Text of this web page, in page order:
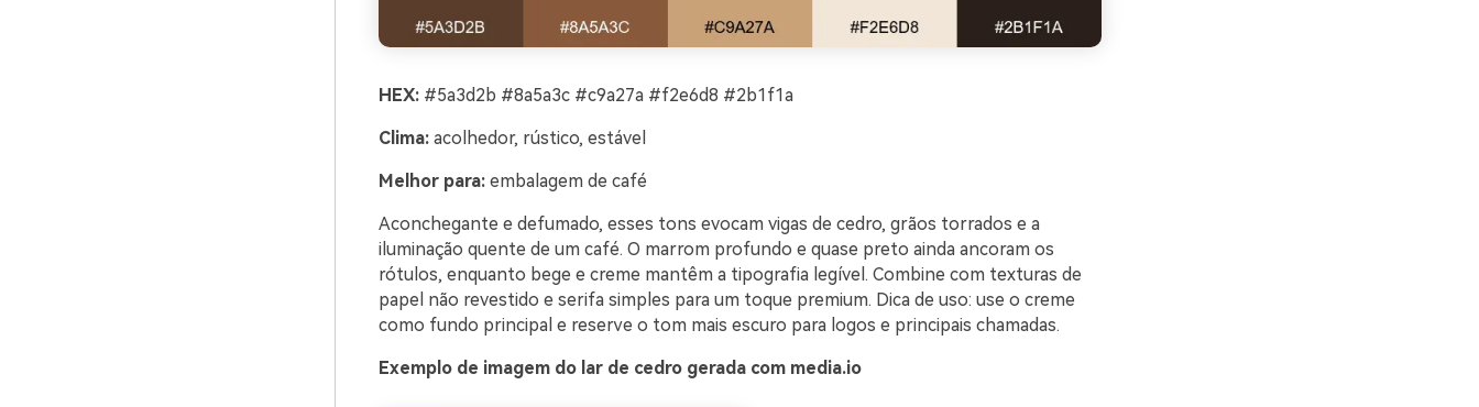
HEX:#5a3d2b #8a5a3c #c9a27a #f2e6d8 #2b1f1a
Clima:acolhedor, rústico, estável
Melhor para:embalagem de café
Aconchegante e defumado, esses tons evocam vigas de cedro, grãos torrados e a
iluminação quente de um café. O marrom profundo e quase preto ainda ancoram os
rótulos, enquanto bege e creme mantêm a tipografia legível. Combine com texturas de
papel não revestido e serifa simples para um toque premium. Dica de uso: use o creme
como fundo principal e reserve o tom mais escuro para logos e principais chamadas.
Exemplo de imagem do lar de cedro gerada com media.io